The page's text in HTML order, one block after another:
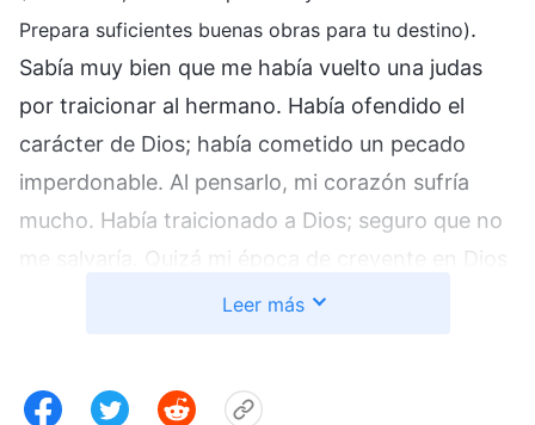
Prepara suficientes buenas obras para tu destino).
Sabía muy bien que me había vuelto una judas
por traicionar al hermano. Había ofendido el
carácter de Dios; había cometido un pecado
imperdonable. Al pensarlo, mi corazón sufría
mucho. Había traicionado a Dios; seguro que no
me salvaría. Quizá mi época de creyente en Dios
había terminado por completo. Desde entonces,
estar muerta. Solo esperaba el día de mi muerte,
Leer más